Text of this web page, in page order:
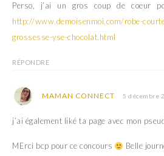
Perso, j’ai un gros coup de coeur
http://www.demoisenmoi.com/robe-
grossesse-yse-chocolat.html
RÉPONDRE
MAMAN CONNECT 5 décembre
j’ai également liké ta page avec mon
MErci bcp pour ce concours Belle